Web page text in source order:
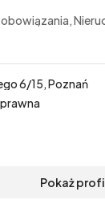
6/15, Poznań
Pokaż